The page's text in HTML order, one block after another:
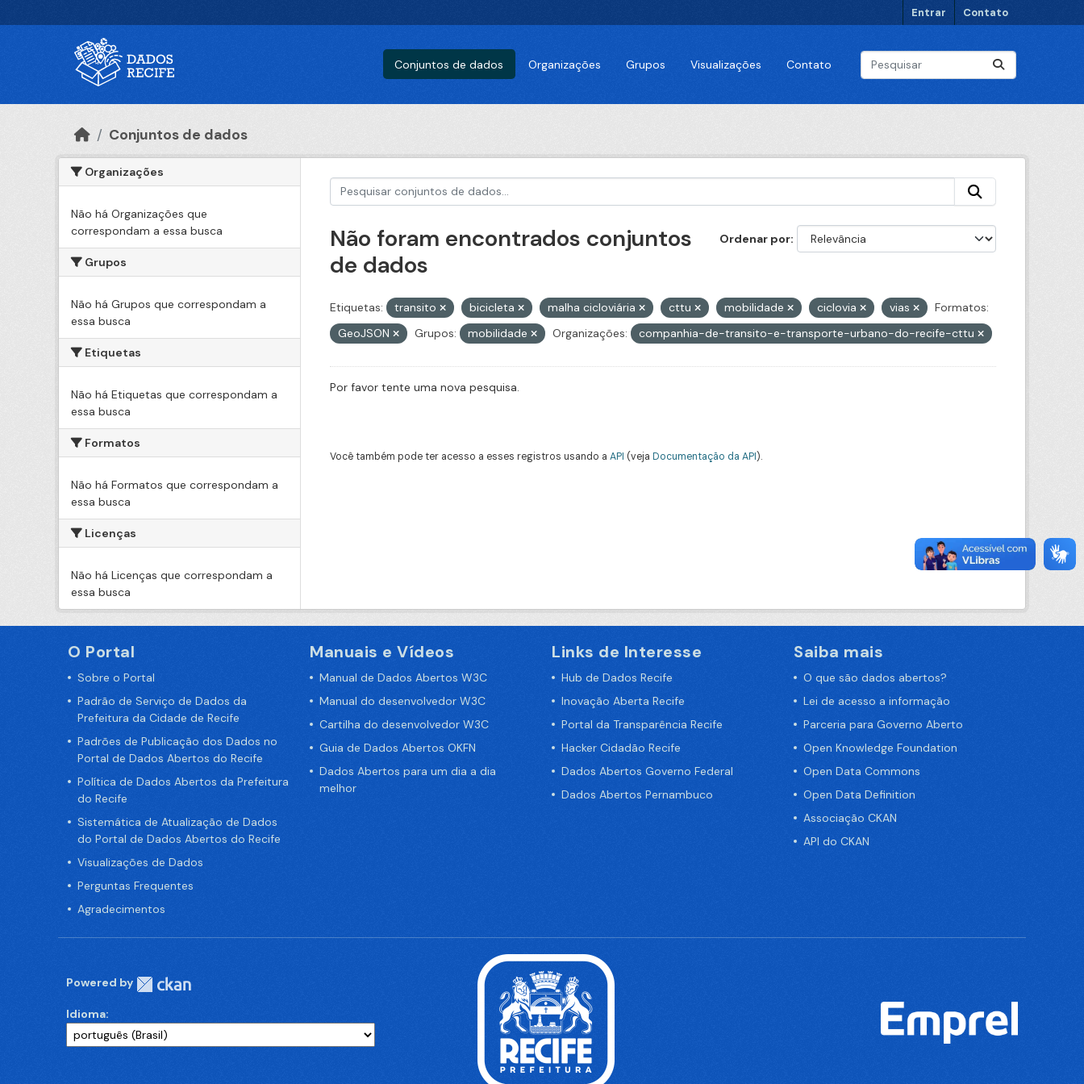
Entrar Contato
Conjuntos de dados Organizações Grupos Visualizações Contato
Conjuntos de dados
Organizações
Não há Organizações que
correspondam a essa busca
Grupos
Não há Grupos que correspondam a
essa busca
Etiquetas
Não há Etiquetas que correspondam a
essa busca
Formatos
Não há Formatos que correspondam a
essa busca
Licenças
Não há Licenças que correspondam a
essa busca
Ordenar por
Não foram encontrados conjuntos
de dados
Etiquetas: transito bicicleta malha cicloviária cttu mobilidade ciclovia vias
Formatos:
GeoJSON
Grupos: mobilidade Organizações: companhia-de-transito-e-transporte-urbano-do-recife-cttu
Por favor tente uma nova pesquisa.
Você também pode ter acesso a esses registros usando a API (veja Documentação da API).
O Portal
Sobre o Portal
Padrão de Serviço de Dados da
Prefeitura da Cidade de Recife
Padrões de Publicação dos Dados no
Portal de Dados Abertos do Recife
Política de Dados Abertos da Prefeitura
do Recife
Sistemática de Atualização de Dados
do Portal de Dados Abertos do Recife
Visualizações de Dados
Perguntas Frequentes
Agradecimentos
Manuais e Vídeos
Manual de Dados Abertos W3C
Manual do desenvolvedor W3C
Cartilha do desenvolvedor W3C
Guia de Dados Abertos OKFN
Dados Abertos para um dia a dia
melhor
Links de Interesse
Hub de Dados Recife
Inovação Aberta Recife
Portal da Transparência Recife
Hacker Cidadão Recife
Dados Abertos Governo Federal
Dados Abertos Pernambuco
Saiba mais
O que são dados abertos?
Lei de acesso a informação
Parceria para Governo Aberto
Open Knowledge Foundation
Open Data Commons
Open Data Definition
Associação CKAN
API do CKAN
Powered by
Idioma